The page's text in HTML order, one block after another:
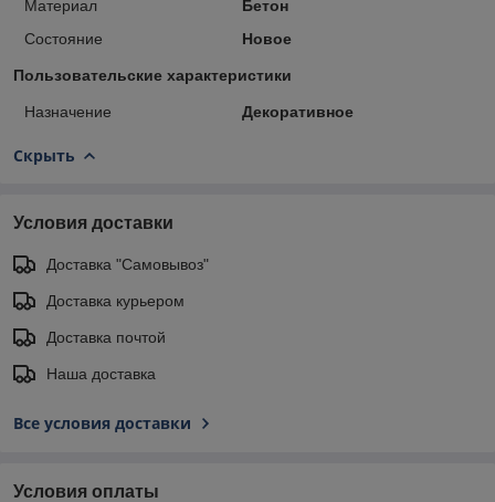
Материал
Бетон
Состояние
Новое
Пользовательские характеристики
Назначение Декоративное
Скрыть
Условия доставки
Доставка "Самовывоз"
Доставка курьером
Доставка почтой
Наша доставка
Все условия доставки
Условия оплаты